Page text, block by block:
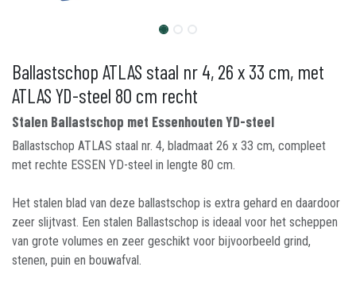
Ballastschop ATLAS staal nr 4, 26 x 33 cm, met
ATLAS YD-steel 80 cm recht
Stalen Ballastschop met Essenhouten YD-steel
Ballastschop ATLAS staal nr. 4, bladmaat 26 x 33 cm, compleet
met rechte ESSEN YD-steel in lengte 80 cm.
Het stalen blad van deze ballastschop is extra gehard en daardoor
zeer slijtvast. Een stalen Ballastschop is ideaal voor het scheppen
van grote volumes en zeer geschikt voor bijvoorbeeld grind,
stenen, puin en bouwafval.